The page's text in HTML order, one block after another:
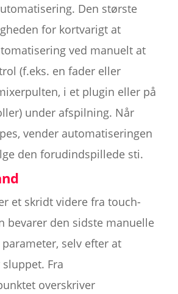
Den største
for kortvarigt at
ved manuelt at
(f.eks. en fader eller
i et plugin eller på
under afspilning. Når
vender automatiseringen
den forudindspillede sti.
et skridt videre fra touch-
bevarer den sidste manuelle
selv efter at
Fra
overskriver